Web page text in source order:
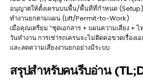
อนุญาตให้ตั้งเครนบนพื้น/พื้นที่ที่กำหนด
ทำงานยกตามแผน (Lift/Permit-to-Work)
เมื่อคุณเตรียม “ชุดเอกสาร + แผนความเสี่ยง +
วันทำงาน การเช่ารถเครนจะไม่ติดคอขวดเรื่องเ
และลดความเสี่ยงงานยกอย่างมีระบบ
สรุปสำหรับคนรีบอ่าน